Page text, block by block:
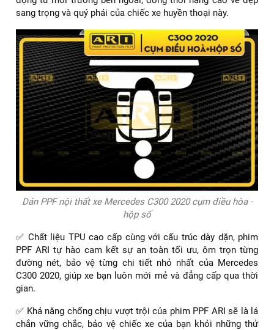
sang trọng và quý phái của chiếc xe huyền thoại này.
Dán PPF nội thất xe Mercedes C300 2020 cụm điều hòa -
hộp số
✅ Chất liệu TPU cao cấp cùng với cấu trúc dày dặn, phim
PPF ARI tự hào cam kết sự an toàn tối ưu, ôm trọn từng
đường nét, bảo vệ từng chi tiết nhỏ nhất của Mercedes
C300 2020, giúp xe bạn luôn mới mẻ và đẳng cấp qua thời
gian.
✅ Khả năng chống chịu vượt trội của phim PPF ARI sẽ là lá
chắn vững chắc, bảo vệ chiếc xe của bạn khỏi những thử